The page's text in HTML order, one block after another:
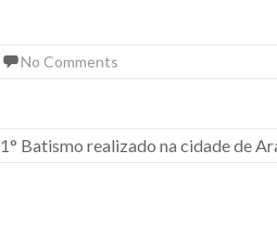
No Comments
1° Batismo realizado na cidade de